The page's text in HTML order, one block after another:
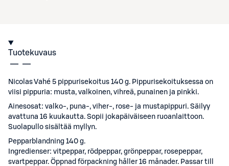
Tuotekuvaus
Nicolas Vahé 5 pippurisekoitus 140 g. Pippurisekoituksessa on
viisi pippuria: musta, valkoinen, vihreä, punainen ja pinkki.
Ainesosat: valko-, puna-, viher-, rose- ja mustapippuri. Säilyy
avattuna 16 kuukautta. Sopii jokapäiväiseen ruoanlaittoon.
Suolapullo sisältää myllyn.
Pepparblandning 140 g.
Ingredienser: vitpeppar, rödpeppar, grönpeppar, rosepeppar,
svartpeppar. Öppnad förpackning håller 16 månader. Passar till